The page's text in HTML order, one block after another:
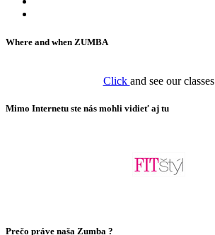
Where and when ZUMBA
Click and see our classes
Mimo Internetu ste nás mohli vidieť aj tu
Prečo práve naša Zumba ?